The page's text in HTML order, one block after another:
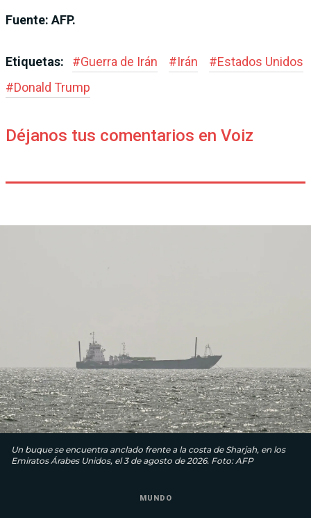
Fuente: AFP.
Etiquetas: #Guerra de Irán #Irán #Estados Unidos
#Donald Trump
Déjanos tus comentarios en Voiz
Un buque se encuentra anclado frente a la costa de Sharjah, en los
Emiratos Árabes Unidos, el 3 de agosto de 2026. Foto: AFP
MUNDO